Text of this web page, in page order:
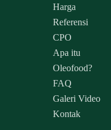
Harga
Referensi
CPO
Apa itu
Oleofood?
FAQ
Galeri Video
Kontak